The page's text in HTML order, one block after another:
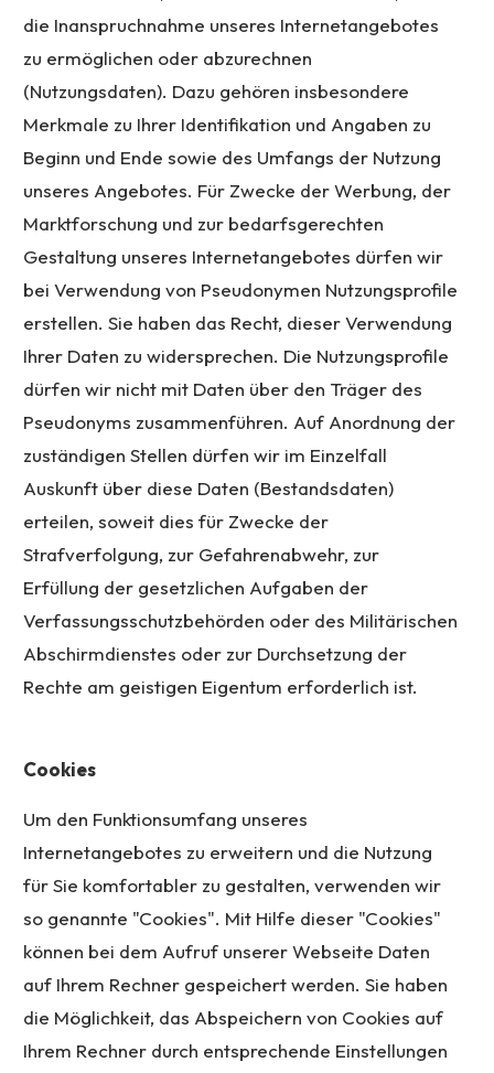
die Inanspruchnahme unseres Internetangebotes
zu ermöglichen oder abzurechnen
(Nutzungsdaten). Dazu gehören insbesondere
Merkmale zu Ihrer Identifikation und Angaben zu
Beginn und Ende sowie des Umfangs der Nutzung
unseres Angebotes. Für Zwecke der Werbung, der
Marktforschung und zur bedarfsgerechten
Gestaltung unseres Internetangebotes dürfen wir
bei Verwendung von Pseudonymen Nutzungsprofile
erstellen. Sie haben das Recht, dieser Verwendung
Ihrer Daten zu widersprechen. Die Nutzungsprofile
dürfen wir nicht mit Daten über den Träger des
Pseudonyms zusammenführen. Auf Anordnung der
zuständigen Stellen dürfen wir im Einzelfall
Auskunft über diese Daten (Bestandsdaten)
erteilen, soweit dies für Zwecke der
Strafverfolgung, zur Gefahrenabwehr, zur
Erfüllung der gesetzlichen Aufgaben der
Verfassungsschutzbehörden oder des Militärischen
Abschirmdienstes oder zur Durchsetzung der
Rechte am geistigen Eigentum erforderlich ist.
Cookies
Um den Funktionsumfang unseres
Internetangebotes zu erweitern und die Nutzung
für Sie komfortabler zu gestalten, verwenden wir
so genannte "Cookies". Mit Hilfe dieser "Cookies"
können bei dem Aufruf unserer Webseite Daten
auf Ihrem Rechner gespeichert werden. Sie haben
die Möglichkeit, das Abspeichern von Cookies auf
Ihrem Rechner durch entsprechende Einstellungen